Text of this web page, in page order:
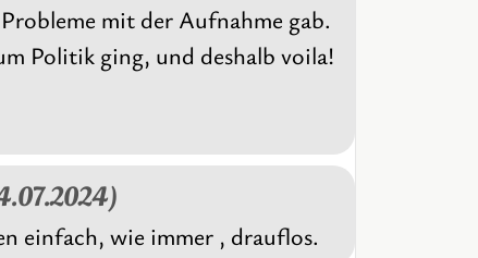
mit der Aufnahme gab.
Politik ging, und deshalb voila!
einfach, wie immer , drauflos.